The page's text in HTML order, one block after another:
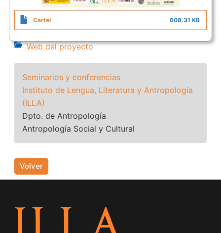
Cartel 608.31 KB
Web del proyecto
Seminarios y conferencias
Instituto de Lengua, Literatura y Antropología
(ILLA)
Dpto. de Antropología
Antropología Social y Cultural
Volver